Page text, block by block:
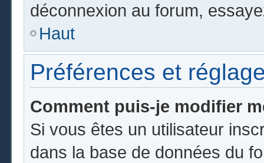
déconnexion au forum,
Haut
Préférences et
Comment puis-je modifier
Si vous êtes un utilisateur
dans la base de données du